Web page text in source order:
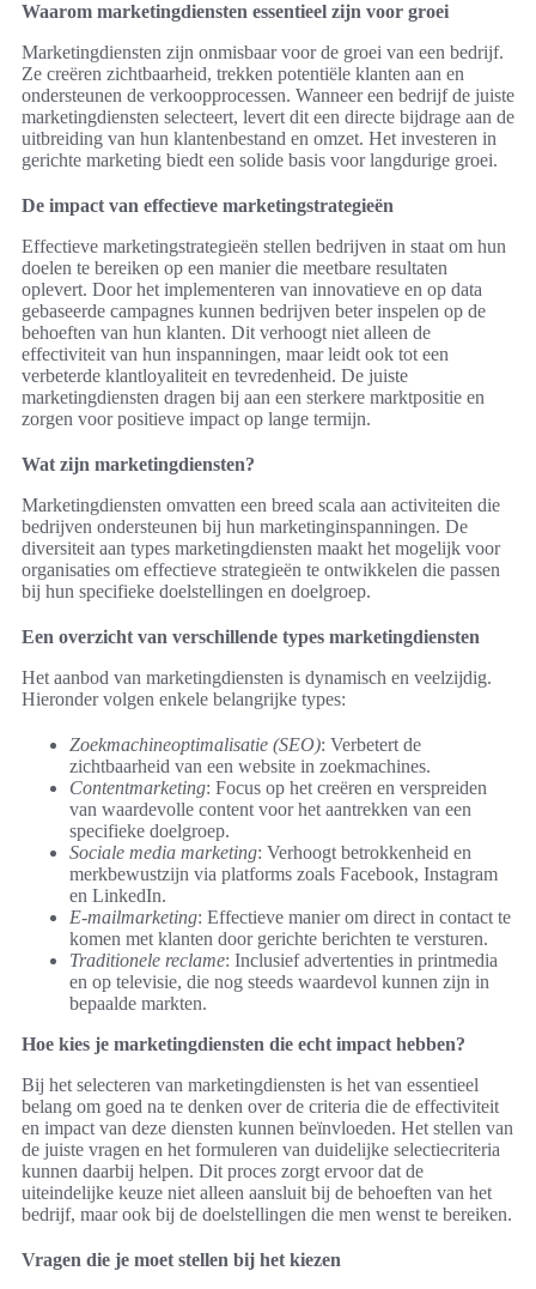
Waarom marketingdiensten essentieel zijn voor groei
Marketingdiensten zijn onmisbaar voor de groei van een bedrijf.
Ze creëren zichtbaarheid, trekken potentiële klanten aan en
ondersteunen de verkoopprocessen. Wanneer een bedrijf de juiste
marketingdiensten selecteert, levert dit een directe bijdrage aan de
uitbreiding van hun klantenbestand en omzet. Het investeren in
gerichte marketing biedt een solide basis voor langdurige groei.
De impact van effectieve marketingstrategieën
Effectieve marketingstrategieën stellen bedrijven in staat om hun
doelen te bereiken op een manier die meetbare resultaten
oplevert. Door het implementeren van innovatieve en op data
gebaseerde campagnes kunnen bedrijven beter inspelen op de
behoeften van hun klanten. Dit verhoogt niet alleen de
effectiviteit van hun inspanningen, maar leidt ook tot een
verbeterde klantloyaliteit en tevredenheid. De juiste
marketingdiensten dragen bij aan een sterkere marktpositie en
zorgen voor positieve impact op lange termijn.
Wat zijn marketingdiensten?
Marketingdiensten omvatten een breed scala aan activiteiten die
bedrijven ondersteunen bij hun marketinginspanningen. De
diversiteit aan types marketingdiensten maakt het mogelijk voor
organisaties om effectieve strategieën te ontwikkelen die passen
bij hun specifieke doelstellingen en doelgroep.
Een overzicht van verschillende types marketingdiensten
Het aanbod van marketingdiensten is dynamisch en veelzijdig.
Hieronder volgen enkele belangrijke types:
Zoekmachineoptimalisatie (SEO): Verbetert de
zichtbaarheid van een website in zoekmachines.
Contentmarketing: Focus op het creëren en verspreiden
van waardevolle content voor het aantrekken van een
specifieke doelgroep.
Sociale media marketing: Verhoogt betrokkenheid en
merkbewustzijn via platforms zoals Facebook, Instagram
en LinkedIn.
E-mailmarketing: Effectieve manier om direct in contact te
komen met klanten door gerichte berichten te versturen.
Traditionele reclame: Inclusief advertenties in printmedia
en op televisie, die nog steeds waardevol kunnen zijn in
bepaalde markten.
Hoe kies je marketingdiensten die echt impact hebben?
Bij het selecteren van marketingdiensten is het van essentieel
belang om goed na te denken over de criteria die de effectiviteit
en impact van deze diensten kunnen beïnvloeden. Het stellen van
de juiste vragen en het formuleren van duidelijke selectiecriteria
kunnen daarbij helpen. Dit proces zorgt ervoor dat de
uiteindelijke keuze niet alleen aansluit bij de behoeften van het
bedrijf, maar ook bij de doelstellingen die men wenst te bereiken.
Vragen die je moet stellen bij het kiezen